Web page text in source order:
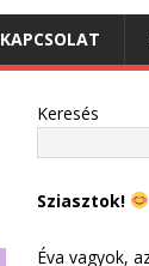
KAPCSOLAT
Keresés
Sziasztok!
Éva vagyok,